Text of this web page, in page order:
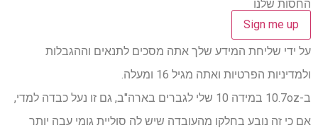
החסות שלנו
על ידי שליחת המידע שלך אתה מסכים לתנאים וההגבלות
ולמדיניות הפרטיות ואתה מגיל 16 ומעלה.
ב-10.7oz במידה 10 שלי לגברים בארה"ב, גם זו נעל כבדה למדי,
אם כי זה נובע בחלקו מהעובדה שיש לה סוליית גומי עבה יותר